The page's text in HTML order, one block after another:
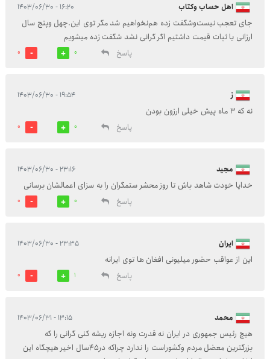
اهل حساب و‌کتاب ۱۶:۲۰ - ۱۴۰۳/۰۶/۳۰
جای تعجب نیست‌و‌شگفت زده هم‌نخواهیم شد مگر توی این.چهل و‌پنج سال
ارزانی یا ثبات قیمت داشتیم اگر گرانی نشد شگفت زده میشویم
پاسخ
0
0
ز ۱۹:۵۴ - ۱۴۰۳/۰۶/۳۰
نه که ۳ ماه پیش خیلی ارزون بودن
پاسخ
0
0
مجید ۲۳:۱۶ - ۱۴۰۳/۰۶/۳۰
خدایا خودت شاهد باش تا روز محشر ستمگران را به سزای اعمالشان برسانی
پاسخ
0
0
ایران ۲۳:۳۵ - ۱۴۰۳/۰۶/۳۰
این از عواقب حضور میلیونی افغان ها توی ایرانه
پاسخ
1
0
محمد ۱۳:۱۵ - ۱۴۰۳/۰۶/۳۱
هیچ رئیس جمهوری در ایران نه قدرت ونه اجازه ریشه کنی گرانی را که
بزرگترین معضل مردم وکشوراست را ندارد چراکه در۴۵سال اخیر هیچگاه این